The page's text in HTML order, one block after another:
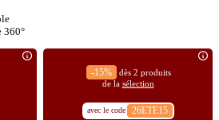
360°
-15%
dès 2 produits
de la sélection
avec le code 26ETE15